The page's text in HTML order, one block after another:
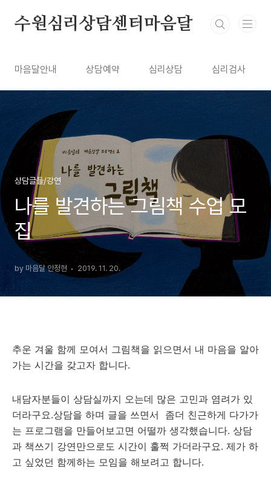
수원심리상담센터마음달
마음달안내 상담예약 심리상담 심리검사
상담글들/강연
나를 발견하는 그림책 수업 모
집
by 마음달 안정현 2019. 11. 20.
추운 겨울 함께 모여서 그림책을 읽으면서 내 마음을 알아
가는 시간을 갖고자 합니다.
내담자분들이 상담실까지 오는데 많은 고민과 염려가 있
더라구요.상담을 하며 글을 쓰면서 좀더 친근하게 다가가
는 프로그램을 만들어보고면 어떨까 생각했습니다. 상담
과 책쓰기 강연만으로도 시간이 훌쩍 가더라구요. 제가 하
고 싶었던 함께하는 모임을 해보려고 합니다.